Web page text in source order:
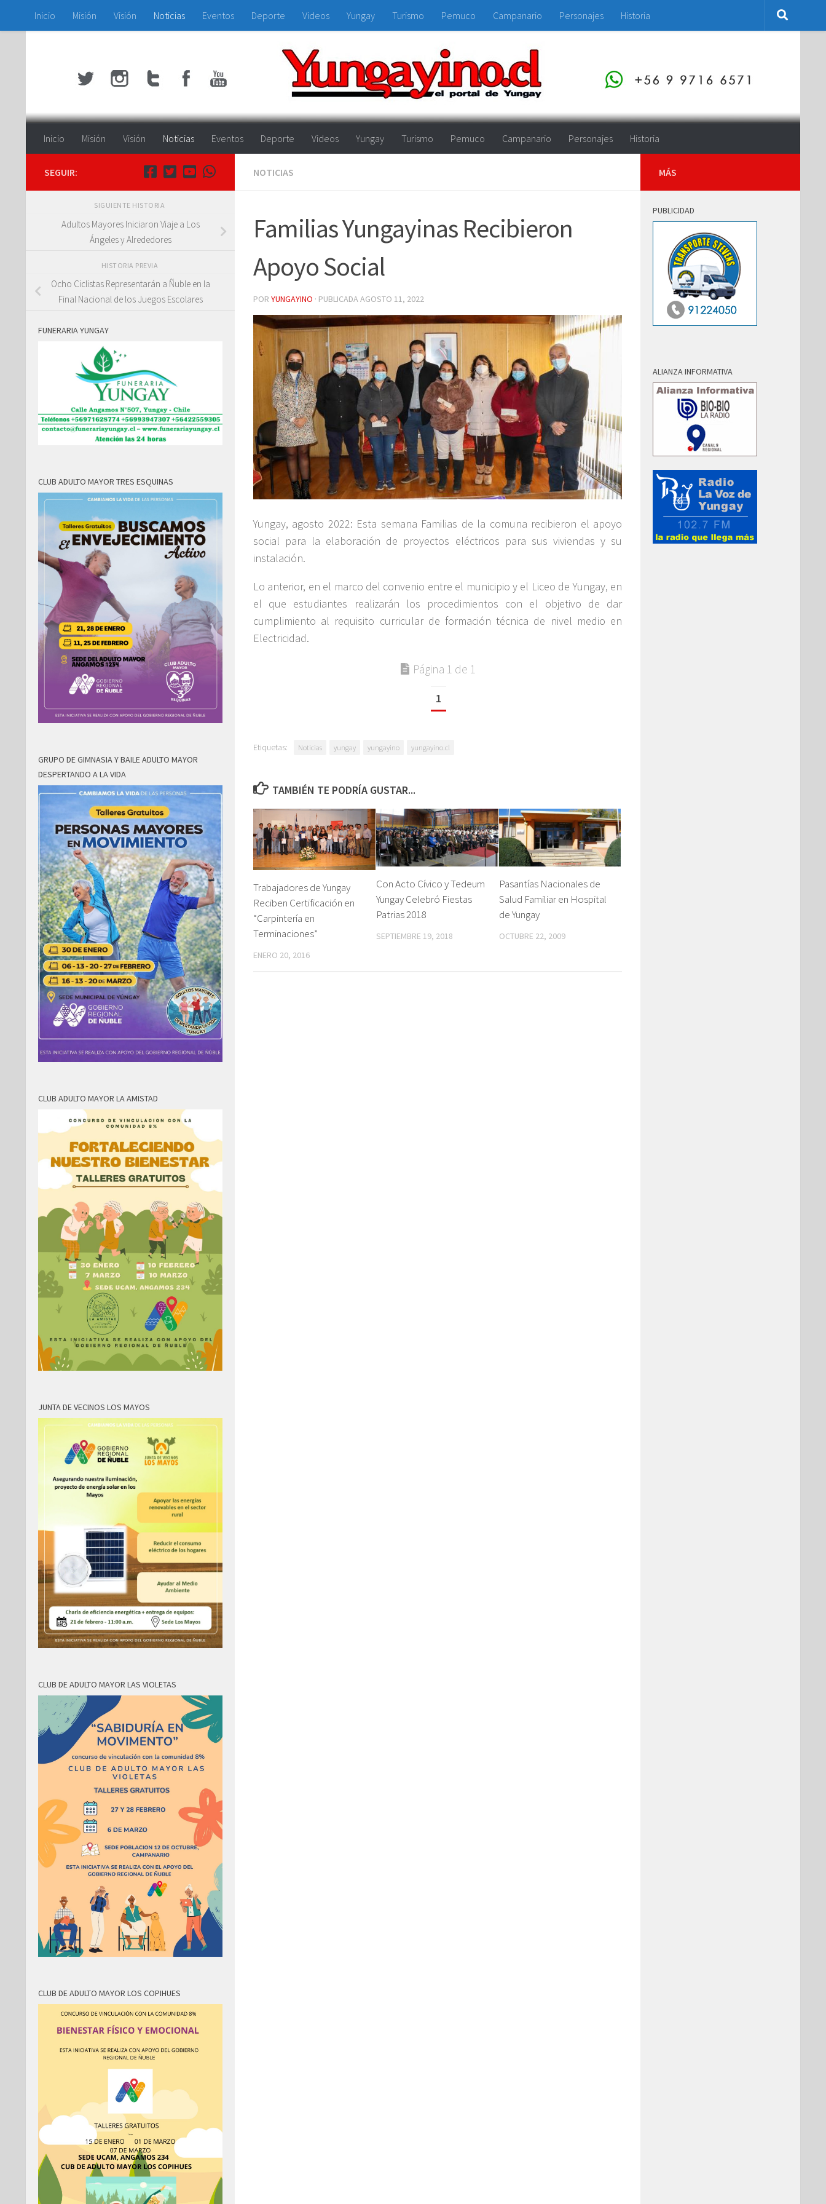
Saltar al contenido
Inicio Misión Visión Noticias Eventos Deporte Videos Yungay Turismo Pemuco Campanario Personajes Historia
Inicio Misión Visión Noticias Eventos Deporte Videos Yungay Turismo Pemuco Campanario Personajes Historia
NOTICIAS
Familias Yungayinas Recibieron
Apoyo Social
POR YUNGAYINO · PUBLICADAAGOSTO 11, 2022
Yungay, agosto 2022: Esta semana Familias de la comuna recibieron el apoyo
social para la elaboración de proyectos eléctricos para sus viviendas y su
instalación.
Lo anterior, en el marco del convenio entre el municipio y el Liceo de Yungay, en
el que estudiantes realizarán los procedimientos con el objetivo de dar
cumplimiento al requisito curricular de formación técnica de nivel medio en
Electricidad.
Página 1 de 1
1
Etiquetas: Noticias yungay yungayino yungayino.cl
TAMBIÉN TE PODRÍA GUSTAR...
Trabajadores de Yungay
Reciben Certificación en
“Carpintería en
Terminaciones”
ENERO 20, 2016
Con Acto Cívico y Tedeum
Yungay Celebró Fiestas
Patrias 2018
SEPTIEMBRE 19, 2018
Pasantías Nacionales de
Salud Familiar en Hospital
de Yungay
OCTUBRE 22, 2009
SEGUIR:
SIGUIENTE HISTORIA
Adultos Mayores Iniciaron Viaje a Los
Ángeles y Alrededores
HISTORIA PREVIA
Ocho Ciclistas Representarán a Ñuble en la
Final Nacional de los Juegos Escolares
FUNERARIA YUNGAY
CLUB ADULTO MAYOR TRES ESQUINAS
GRUPO DE GIMNASIA Y BAILE ADULTO MAYOR
DESPERTANDO A LA VIDA
CLUB ADULTO MAYOR LA AMISTAD
JUNTA DE VECINOS LOS MAYOS
CLUB DE ADULTO MAYOR LAS VIOLETAS
CLUB DE ADULTO MAYOR LOS COPIHUES
MÁS
PUBLICIDAD
ALIANZA INFORMATIVA